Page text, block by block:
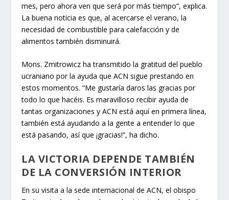
mes, pero ahora ven que será por más tiempo”, explica.
La buena noticia es que, al acercarse el verano, la
necesidad de combustible para calefacción y de
alimentos también disminuirá.
Mons. Zmitrowicz ha transmitido la gratitud del pueblo
ucraniano por la ayuda que ACN sigue prestando en
estos momentos. “Me gustaría daros las gracias por
todo lo que hacéis. Es maravilloso recibir ayuda de
tantas organizaciones y ACN está aquí en primera línea,
también está ayudando a la gente a entender lo que
está pasando, así que ¡gracias!”, ha dicho.
LA VICTORIA DEPENDE TAMBIÉN
DE LA CONVERSIÓN INTERIOR
En su visita a la sede internacional de ACN, el obispo